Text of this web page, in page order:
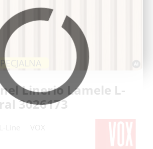
Deweloperzy
Linerio Lamele L-
3026173